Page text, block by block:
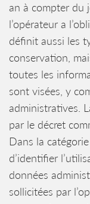
an à compter du
l’opérateur a
définit aussi les
conservation,
toutes les
sont visées, y
administratives.
par le décret
Dans la
d’identifier
données
sollicitées par